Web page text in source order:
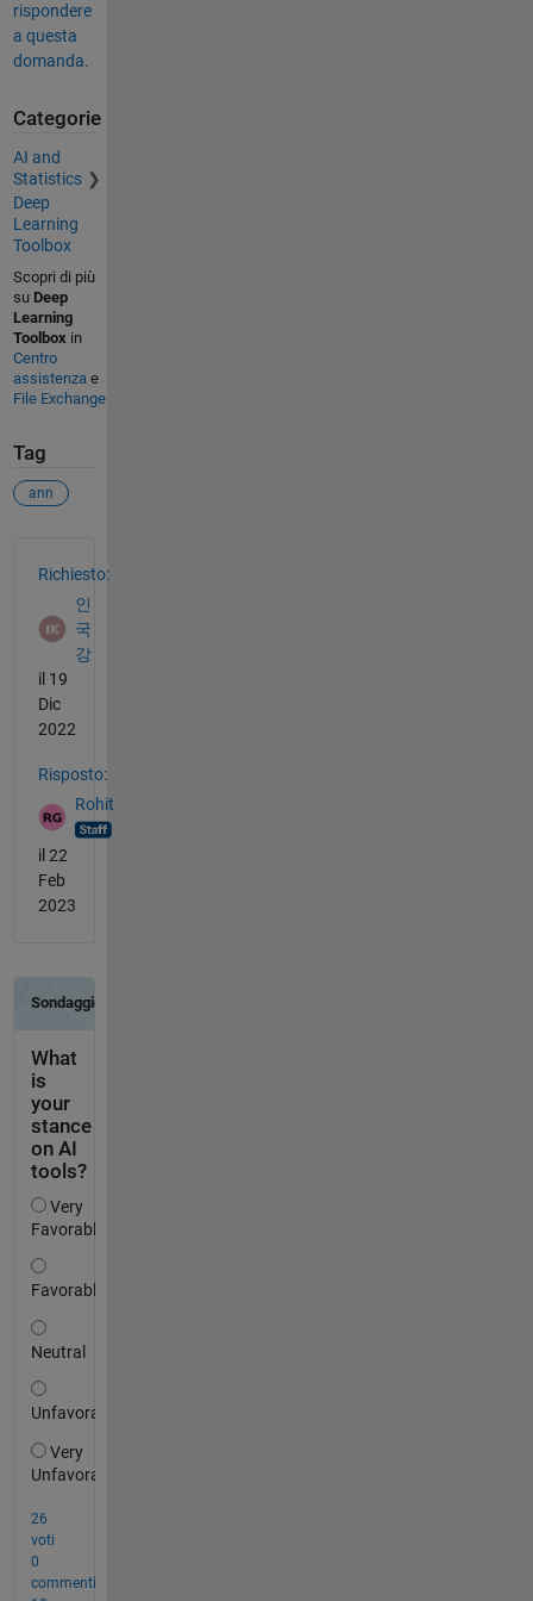
           initFcn: 'initlay'
        performFcn: 'mse'
      performParam: .regularization, .normalization
        plotParams: {1x5 cell array of 5 params}
trainParam: .showWindow, .showCommandLine,
.time, .goal, .min_grad, .max_fail,
    weight and bias values:
IW: {2x1 cell} containing 1 input weight
LW: {2x2 cell} containing 1 layer weight
                 b: {2x1 cell} containing 2 bias vectors
    methods:
             adapt: Learn while in continuous use
           perform: Calculate performance
               sim: Evaluate network outputs given inputs
       unconfigure: Unconfigure inputs & outputs
rispondere
a questa
domanda.
Categorie
AI and
Statistics
Deep
Learning
Toolbox
Scopri di più
su Deep
Learning
Toolbox in
Centro
assistenza e
File Exchange
Tag
ann
Richiesto:
인
국
강
il 19
Dic
2022
Risposto:
Rohit
il 22
Feb
2023